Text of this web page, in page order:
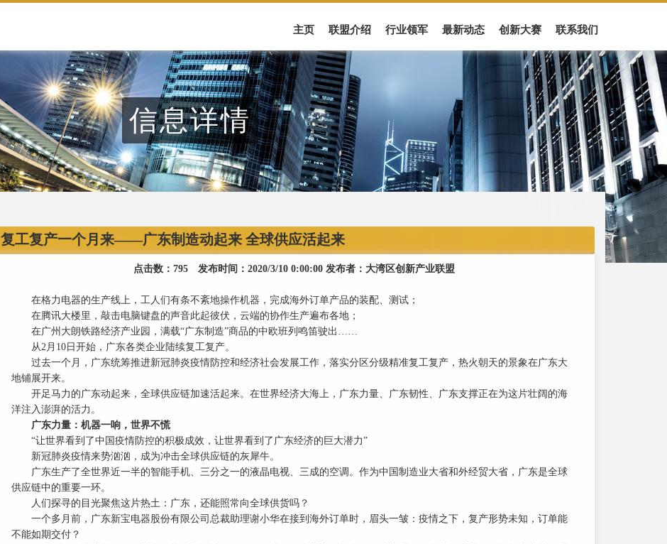
主页 联盟介绍 行业领军 最新动态 创新大赛 联系我们
信息详情
复工复产一个月来——广东制造动起来 全球供应活起来
点击数：795 发布时间：2020/3/10 0:00:00 发布者：大湾区创新产业联盟
在格力电器的生产线上，工人们有条不紊地操作机器，完成海外订单产品的装配、测试；
在腾讯大楼里，敲击电脑键盘的声音此起彼伏，云端的协作生产遍布各地；
在广州大朗铁路经济产业园，满载“广东制造”商品的中欧班列鸣笛驶出……
从2月10日开始，广东各类企业陆续复工复产。
过去一个月，广东统筹推进新冠肺炎疫情防控和经济社会发展工作，落实分区分级精准复工复产，热火朝天的景象在广东大
地铺展开来。
开足马力的广东动起来，全球供应链加速活起来。在世界经济大海上，广东力量、广东韧性、广东支撑正在为这片壮阔的海
洋注入澎湃的活力。
广东力量：机器一响，世界不慌
“让世界看到了中国疫情防控的积极成效，让世界看到了广东经济的巨大潜力”
新冠肺炎疫情来势汹汹，成为冲击全球供应链的灰犀牛。
广东生产了全世界近一半的智能手机、三分之一的液晶电视、三成的空调。作为中国制造业大省和外经贸大省，广东是全球
供应链中的重要一环。
人们探寻的目光聚焦这片热土：广东，还能照常向全球供货吗？
一个多月前，广东新宝电器股份有限公司总裁助理谢小华在接到海外订单时，眉头一皱：疫情之下，复产形势未知，订单能
不能如期交付？